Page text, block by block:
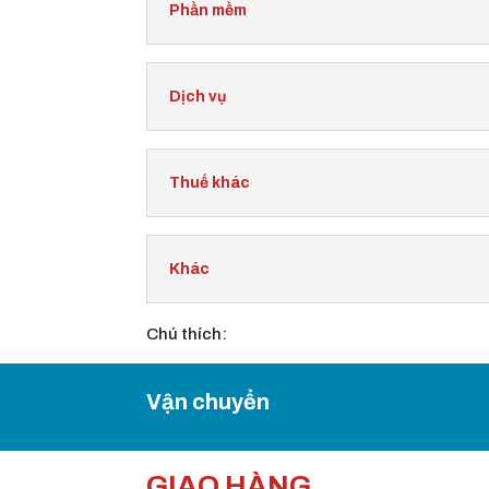
Phần mềm
Dịch vụ
Thuế khác
Khác
Chú thích:
Vận chuyển